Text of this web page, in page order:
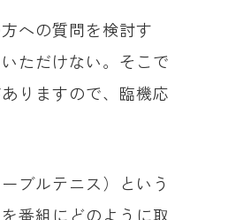
への質問を検討す
ただけない。そこで
りますので、臨機応
ブルテニス）という
番組にどのように取